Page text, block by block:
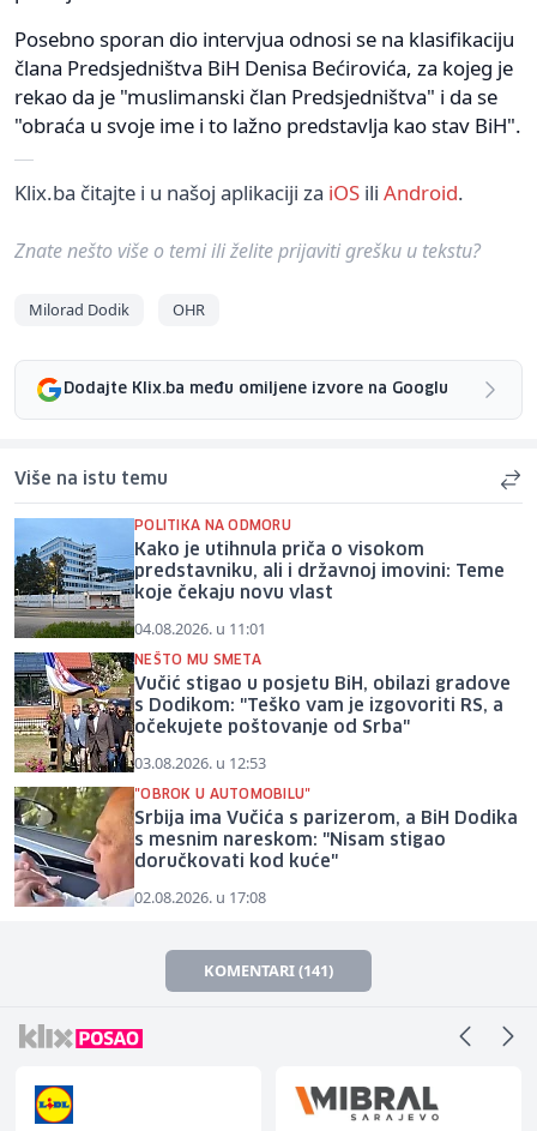
Posebno sporan dio intervjua odnosi se na klasifikaciju
člana Predsjedništva BiH Denisa Bećirovića, za kojeg je
rekao da je "muslimanski član Predsjedništva" i da se
"obraća u svoje ime i to lažno predstavlja kao stav BiH".
Klix.ba čitajte i u našoj aplikaciji za iOS ili Android.
Znate nešto više o temi ili želite prijaviti grešku u tekstu?
Milorad Dodik OHR
Dodajte Klix.ba među omiljene izvore na Googlu
Više na istu temu
POLITIKA NA ODMORU
Kako je utihnula priča o visokom
predstavniku, ali i državnoj imovini: Teme
koje čekaju novu vlast
04.08.2026. u 11:01
NEŠTO MU SMETA
Vučić stigao u posjetu BiH, obilazi gradove
s Dodikom: "Teško vam je izgovoriti RS, a
očekujete poštovanje od Srba"
03.08.2026. u 12:53
"OBROK U AUTOMOBILU"
Srbija ima Vučića s parizerom, a BiH Dodika
s mesnim nareskom: "Nisam stigao
doručkovati kod kuće"
02.08.2026. u 17:08
KOMENTARI (141)